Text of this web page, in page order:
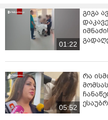
საოცარი იყო ეს ყველაფერი.
ვუყურებ...
ყველაზე განსხვავებული
კი მინახავს. ძალიან
რამდენჯერ ვუყურე...
ახალი ცხოვრების დაწყება...
ამ ბავშვებზე გავგიჟდი...
პროფესიონალები მეგონა
01:22
გიგა
05:52
რა